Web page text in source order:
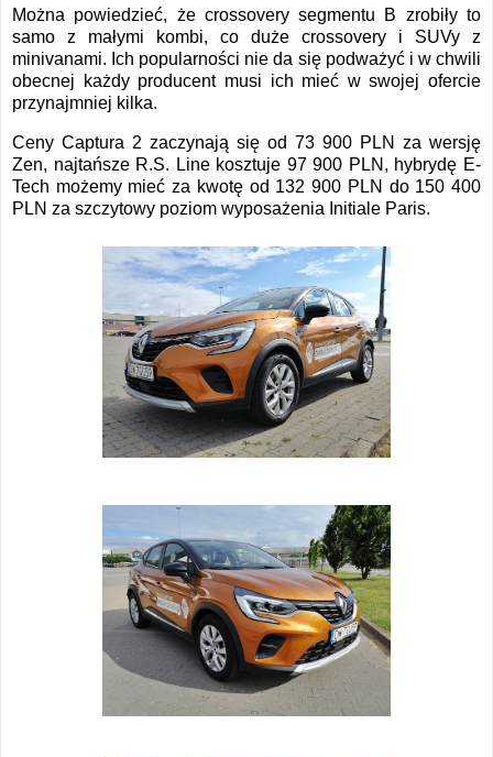
Można powiedzieć, że crossovery segmentu B zrobiły to
samo z małymi kombi, co duże crossovery i SUVy z
minivanami. Ich popularności nie da się podważyć i w chwili
obecnej każdy producent musi ich mieć w swojej ofercie
przynajmniej kilka.
Ceny Captura 2 zaczynają się od 73 900 PLN za wersję
Zen, najtańsze R.S. Line kosztuje 97 900 PLN, hybrydę E-
Tech możemy mieć za kwotę od 132 900 PLN do 150 400
PLN za szczytowy poziom wyposażenia Initiale Paris.